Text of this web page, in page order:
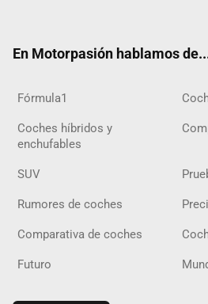
En Motorpasión hablamos
Fórmula1
Coches híbridos y
enchufables
SUV
Rumores de coches
Comparativa de coches
Futuro